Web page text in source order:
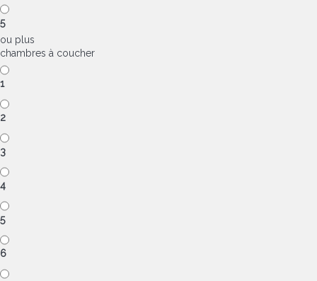
5
ou plus
chambres à coucher
1
2
3
4
5
6